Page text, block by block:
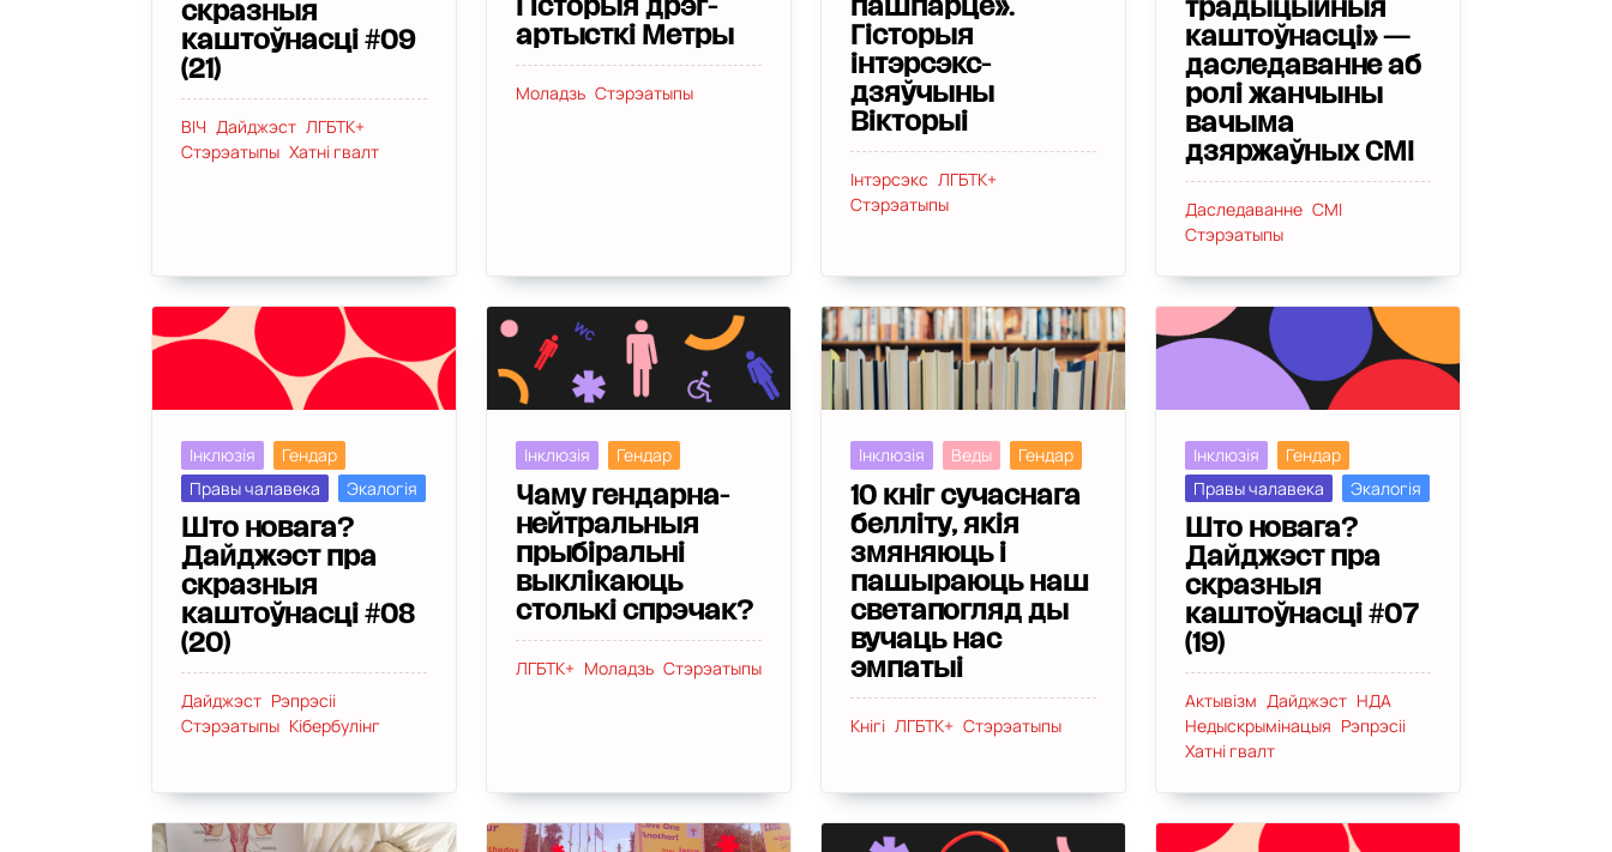
скразныя
каштоўнасці #09
(21)
ВІЧ Дайджэст ЛГБТК+
Стэрэатыпы Хатні гвалт
Гісторыя дрэг-
артысткі Метры
Моладзь Стэрэатыпы
пашпарце».
Гісторыя
інтэрсэкс-
дзяўчыны
Вікторыі
Інтэрсэкс ЛГБТК+
Стэрэатыпы
традыцыйныя
каштоўнасці» —
даследаванне аб
ролі жанчыны
вачыма
дзяржаўных СМІ
Даследаванне СМІ
Стэрэатыпы
Інклюзія
Гендар
Правы чалавека
Экалогія
Што новага?
Дайджэст пра
скразныя
каштоўнасці #08
(20)
Дайджэст Рэпрэсіі
Стэрэатыпы Кібербулінг
Інклюзія Гендар
Чаму гендарна-
нейтральныя
прыбіральні
выклікаюць
столькі спрэчак?
ЛГБТК+ Моладзь Стэрэатыпы
Інклюзія Веды Гендар
10 кніг сучаснага
белліту, якія
змяняюць і
пашыраюць наш
светапогляд ды
вучаць нас
эмпатыі
Кнігі ЛГБТК+ Стэрэатыпы
Інклюзія
Гендар
Правы чалавека
Экалогія
Што новага?
Дайджэст пра
скразныя
каштоўнасці #07
(19)
Актывізм Дайджэст НДА
Недыскрымінацыя Рэпрэсіі
Хатні гвалт